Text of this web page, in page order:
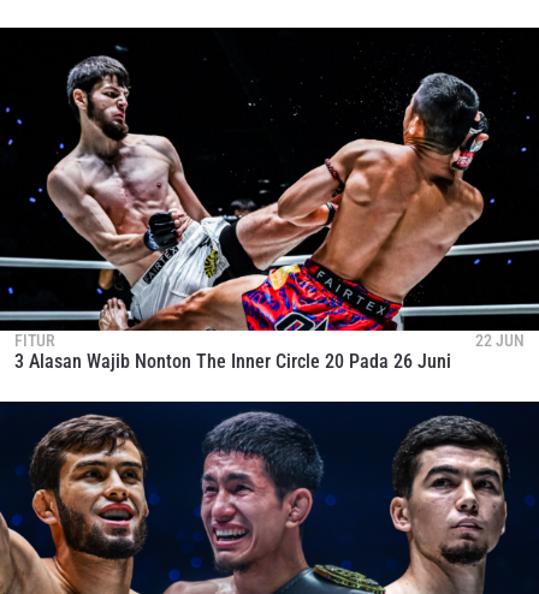
FITUR 22 JUN
3 Alasan Wajib Nonton The Inner Circle 20 Pada 26 Juni